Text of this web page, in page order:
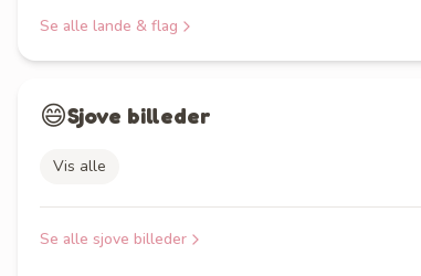
Se alle lande & flag
😄Sjove billeder
Vis alle
Se alle sjove billeder